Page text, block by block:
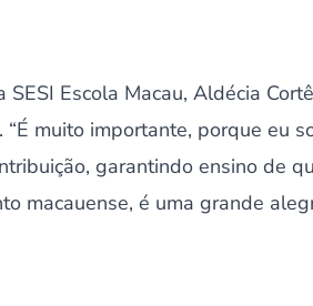
SESI Escola Macau, Aldécia
muito importante, porque eu
garantindo ensino de
macauense, é uma grande